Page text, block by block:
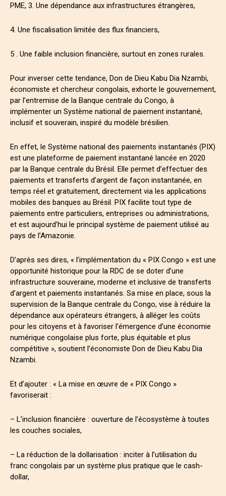
PME, 3. Une dépendance aux infrastructures étrangères,
4. Une fiscalisation limitée des flux financiers,
5 . Une faible inclusion financière, surtout en zones rurales.
Pour inverser cette tendance, Don de Dieu Kabu Dia Nzambi,
économiste et chercheur congolais, exhorte le gouvernement,
par l’entremise de la Banque centrale du Congo, à
implémenter un Système national de paiement instantané,
inclusif et souverain, inspiré du modèle brésilien.
En effet, le Système national des paiements instantanés (PIX)
est une plateforme de paiement instantané lancée en 2020
par la Banque centrale du Brésil. Elle permet d’effectuer des
paiements et transferts d’argent de façon instantanée, en
temps réel et gratuitement, directement via les applications
mobiles des banques au Brésil. PIX facilite tout type de
paiements entre particuliers, entreprises ou administrations,
et est aujourd’hui le principal système de paiement utilisé au
pays de l’Amazonie.
D’après ses dires, « l’implémentation du « PIX Congo » est une
opportunité historique pour la RDC de se doter d’une
infrastructure souveraine, moderne et inclusive de transferts
d’argent et paiements instantanés. Sa mise en place, sous la
supervision de la Banque centrale du Congo, vise à réduire la
dépendance aux opérateurs étrangers, à alléger les coûts
pour les citoyens et à favoriser l’émergence d’une économie
numérique congolaise plus forte, plus équitable et plus
compétitive », soutient l’économiste Don de Dieu Kabu Dia
Nzambi.
Et d’ajouter : « La mise en œuvre de « PIX Congo »
favoriserait :
– L’inclusion financière : ouverture de l’écosystème à toutes
les couches sociales,
– La réduction de la dollarisation : inciter à l’utilisation du
franc congolais par un système plus pratique que le cash-
dollar,